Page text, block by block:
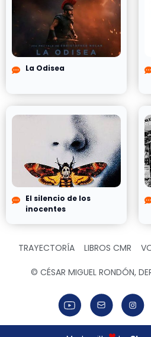
La Odisea
El silencio de los
inocentes
TRAYECTORÍA LIBROS CMR
© CÉSAR MIGUEL RONDÓN,